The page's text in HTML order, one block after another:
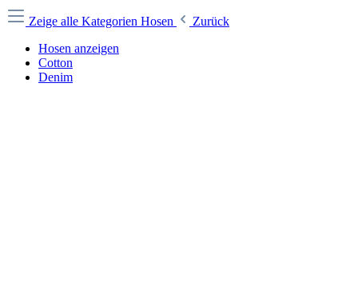
Zeige alle Kategorien Hosen
Zurück
Hosen anzeigen
Cotton
Denim